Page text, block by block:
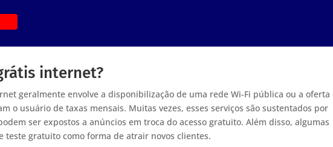
internet?
geralmente envolve a disponibilização de uma rede Wi-Fi pública ou a oferta
o usuário de taxas mensais. Muitas vezes, esses serviços são sustentados por
ser expostos a anúncios em troca do acesso gratuito. Além disso, algumas
teste gratuito como forma de atrair novos clientes.